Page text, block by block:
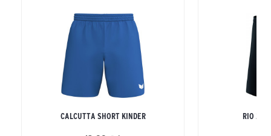
CALCUTTA SHORT KINDER RIO 2.0